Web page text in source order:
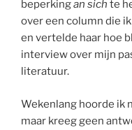
beperkingan sich te
over een column die
en vertelde haar hoe
interview over mijn
literatuur.
Wekenlang hoorde ik
maar kreeg geen